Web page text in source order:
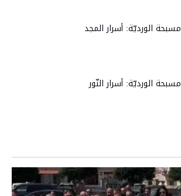
مسبحة الورديّة: أسرار المجد
مسبحة الورديّة: أسرار النّور